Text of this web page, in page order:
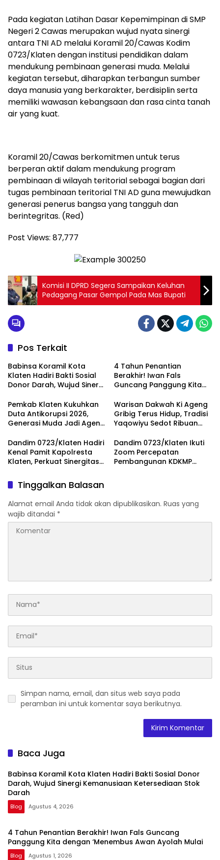
Pada kegiatan Latihan Dasar Kepemimpinan di SMP
Negeri 2 Cawas merupakan wujud nyata sinergi
antara TNI AD melalui Koramil 20/Cawas Kodim
0723/Klaten dengan institusi pendidikan dalam
mendukung pembinaan generasi muda. Melalui
kegiatan tersebut, diharapkan terbangun sumber
daya manusia yang berkarakter, berdisiplin serta
memiliki wawasan kebangsaan dan rasa cinta tanah
air yang kuat.
Koramil 20/Cawas berkomitmen untuk terus
berperan aktif dalam mendukung program
pembinaan di wilayah teritorial sebagai bagian dari
tugas pembinaan teritorial TNI AD guna mewujudkan
generasi penerus bangsa yang tangguh dan
berintegritas. (Red)
Post Views: 87,777
Komisi II DPRD Segera Sampaikan Keluhan
Pedagang Pasar Gempol Pada Mas Bupati
Pos Terkait
Babinsa Koramil Kota
Klaten Hadiri Bakti Sosial
Donor Darah, Wujud Sinergi
Ketersediaan Stok Darah
4 Tahun Penantian
Berakhir! Iwan Fals
Guncang Panggung Kita
Ayolah Mulai
Pemkab Klaten Kukuhkan
Duta Antikorupsi 2026,
Generasi Muda Jadi Agen
Warisan Dakwah Ki Ageng
Gribig Terus Hidup, Tradisi
Yaqowiyu Sedot Ribuan
Dandim 0723/Klaten Hadiri
Kenal Pamit Kapolresta
Klaten, Perkuat Sinergitas
Menjaga Kondusifitas
Daerah
Dandim 0723/Klaten Ikuti
Zoom Percepatan
Pembangunan KDKMP
Tinggalkan Balasan
Alamat email Anda tidak akan dipublikasikan. Ruas yang
wajib ditandai *
Simpan nama, email, dan situs web saya pada
peramban ini untuk komentar saya berikutnya.
Baca Juga
Babinsa Koramil Kota Klaten Hadiri Bakti Sosial Donor
Darah, Wujud Sinergi Kemanusiaan Ketersediaan Stok
Darah
Blog Agustus 4, 2026
4 Tahun Penantian Berakhir! Iwan Fals Guncang
Panggung Kita dengan ‘Menembus Awan Ayolah Mulai
Blog Agustus 1, 2026